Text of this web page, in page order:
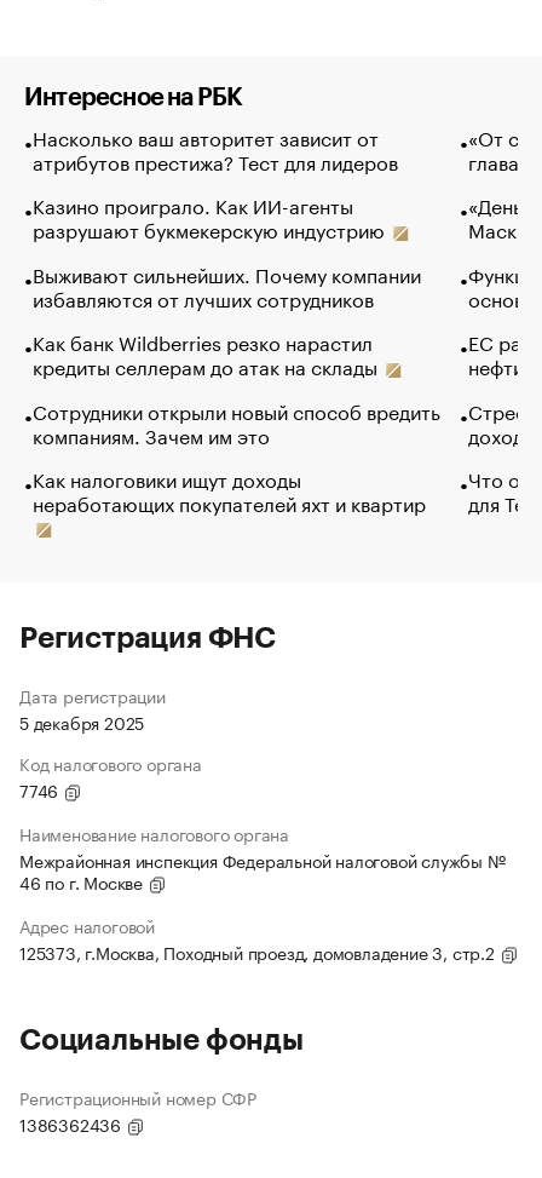
Интересное на РБК
Насколько ваш авторитет зависит от
атрибутов престижа? Тест для лидеров
Казино проиграло. Как ИИ-агенты
разрушают букмекерскую индустрию
Выживают сильнейших. Почему компании
избавляются от лучших сотрудников
Как банк Wildberries резко нарастил
кредиты селлерам до атак на склады
Сотрудники открыли новый способ вредить
компаниям. Зачем им это
Как налоговики ищут доходы
неработающих покупателей яхт и квартир
«От
глава
Маск в
основ
ЕС
нефти
Что
для
Регистрация ФНС
Дата регистрации
5 декабря 2025
Код налогового органа
7746
Наименование налогового органа
Межрайонная инспекция Федеральной налоговой службы №
46 по г. Москве
Адрес налоговой
125373, г.Москва, Походный проезд, домовладение 3, стр.2
Социальные фонды
Регистрационный номер СФР
1386362436